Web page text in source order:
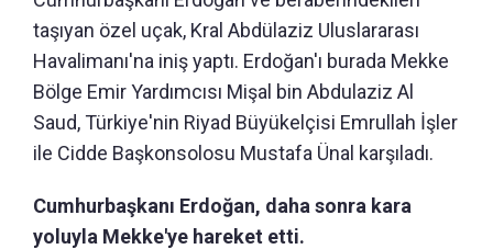
taşıyan özel uçak, Kral Abdülaziz Uluslararası
Havalimanı'na iniş yaptı. Erdoğan'ı burada Mekke
Bölge Emir Yardımcısı Mişal bin Abdulaziz Al
Saud, Türkiye'nin Riyad Büyükelçisi Emrullah İşler
ile Cidde Başkonsolosu Mustafa Ünal karşıladı.
Cumhurbaşkanı Erdoğan, daha sonra kara
yoluyla Mekke'ye hareket etti.